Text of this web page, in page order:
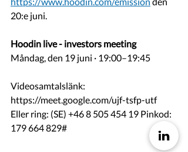
20:e juni.
Hoodin live - investors meeting
Måndag, den 19 juni · 19:00–19:45
Videosamtalslänk:
https://meet.google.com/ujf-tsfp-utf
Eller ring: (SE) +46 8 505 454 19 Pinkod:
179 664 829#